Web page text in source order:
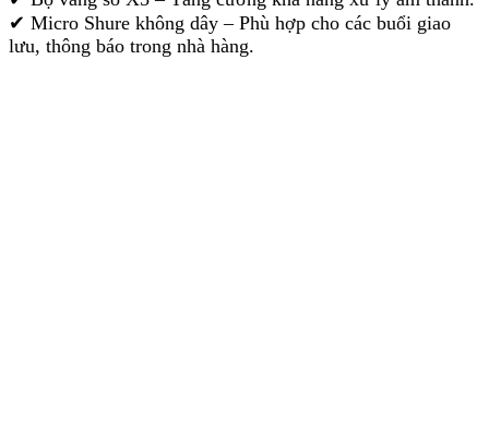
✔ Micro Shure không dây – Phù hợp cho các buổi giao
lưu, thông báo trong nhà hàng.